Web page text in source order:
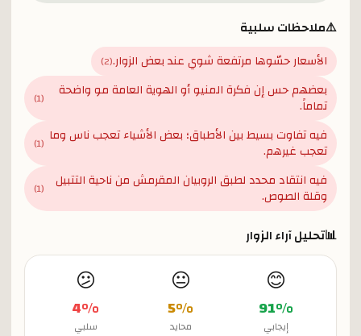
⚠️ملاحظات سلبية
الأسعار حسّوها مرتفعة شوي عند بعض الزوار.(
2
)
بعضهم حس إن فكرة المنيو أو الهوية العامة مو واضحة
تماماً. (
1
)
فيه تفاوت بسيط بين الأطباق؛ بعض الأشياء تعجب ناس وما
تعجب غيرهم. (
1
)
فيه انتقاد محدد لطبق الروبيان المقرمش من ناحية التتبيل
وقلة الصوص. (
1
)
📊تحليل آراء الزوار
😊
91%
إيجابي
😐
5%
محايد
😕
4%
سلبي